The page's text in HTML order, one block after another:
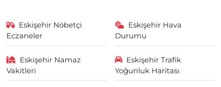
Eskişehir Nöbetçi
Eczaneler
Eskişehir Hava
Durumu
Eskişehir Namaz
Vakitleri
Eskişehir Trafik
Yoğunluk Haritası